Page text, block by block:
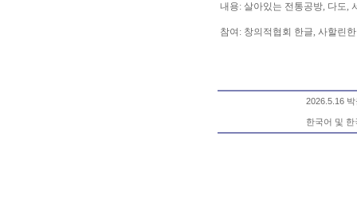
내용: 살아있는 전통공방, 다도,
참여: 창의적협회 한글, 사할린
2026.5.16
한국어 및